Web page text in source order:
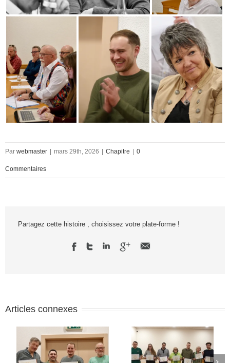
Par webmaster mars 29th, 2026 Chapitre 0
Commentaires
Partagez cette histoire , choisissez votre plate-forme !
Articles connexes